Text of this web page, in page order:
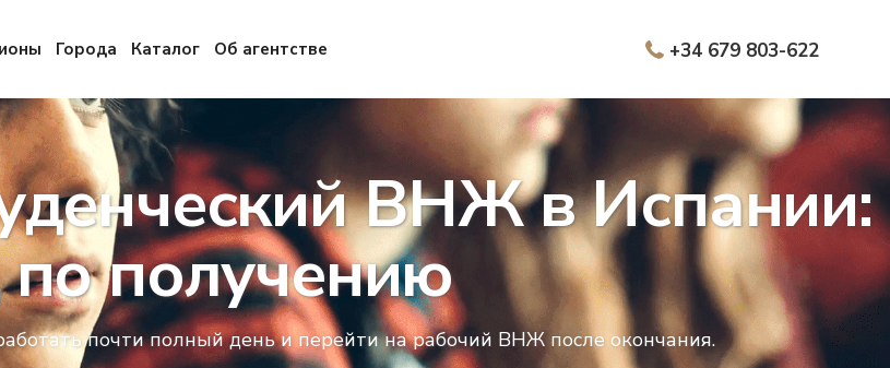
Города Каталог Об агентстве +34 679 803-622
ВНЖ в Испании:
по получению
почти полный день и перейти на рабочий ВНЖ после окончания.